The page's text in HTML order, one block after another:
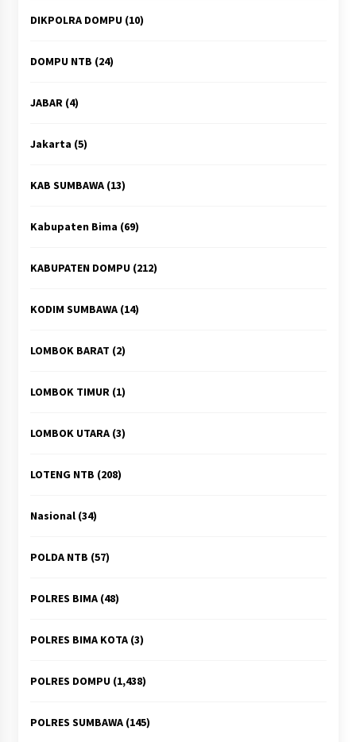
DIKPOLRA DOMPU(10)
DOMPU NTB (24)
JABAR(4)
Jakarta (5)
KAB SUMBAWA(13)
Kabupaten Bima (69)
KABUPATEN DOMPU(212)
KODIM SUMBAWA(14)
LOMBOK BARAT (2)
LOMBOK TIMUR(1)
LOMBOK UTARA(3)
LOTENG NTB (208)
Nasional(34)
POLDA NTB (57)
POLRES BIMA(48)
POLRES BIMA KOTA(3)
POLRES DOMPU(1,438)
POLRES SUMBAWA(145)